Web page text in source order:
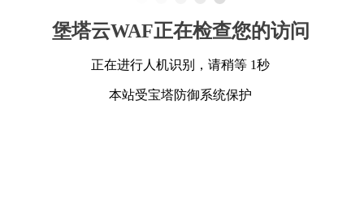
堡塔云WAF正在检查您的访问
正在进行人机识别，请稍等 1秒
本站受宝塔防御系统保护